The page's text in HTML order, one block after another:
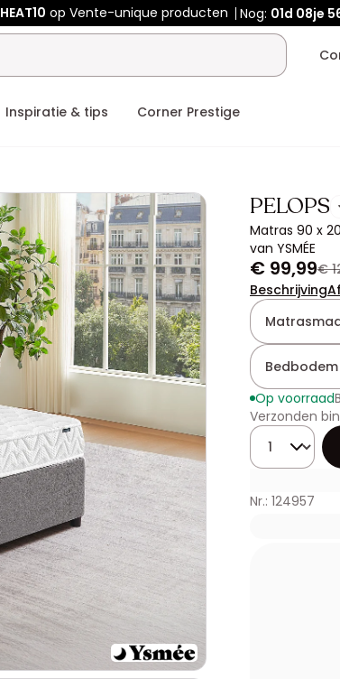
HEAT10 op Vente-unique producten Nog: 01d 08je
Inspiratie & tips Corner Prestige
PELOPS
Matras 90 x
van YSMÉE
€ 99,99€
Beschrijving
Bedbodem
Op voorraad
Verzonden
Hoeveelheid
Nr.: 124957